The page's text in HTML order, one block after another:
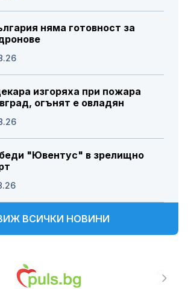
няма готовност за
изгоряха при пожара
огънят е овладян
"Ювентус" в зрелищно
ВСИЧКИ НОВИНИ